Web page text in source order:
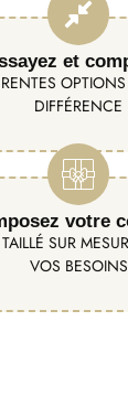
et
DIFFÉRENCE
votre
SUR
VOS BESOINS